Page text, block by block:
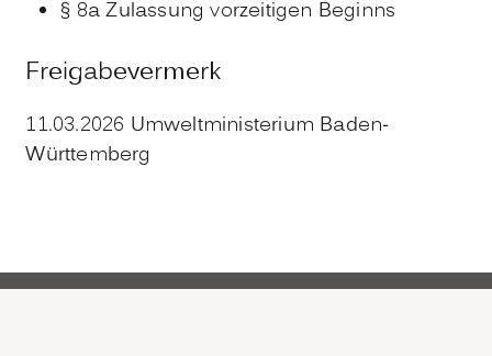
§ 8a Zulassung vorzeitigen Beginns
Freigabevermerk
11.03.2026 Umweltministerium Baden-
Württemberg